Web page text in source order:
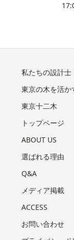
私たちの設計士
東京の木を活か
東京十二木
トップページ
ABOUT US
選ばれる理由
Q&A
メディア掲載
ACCESS
お問い合わせ